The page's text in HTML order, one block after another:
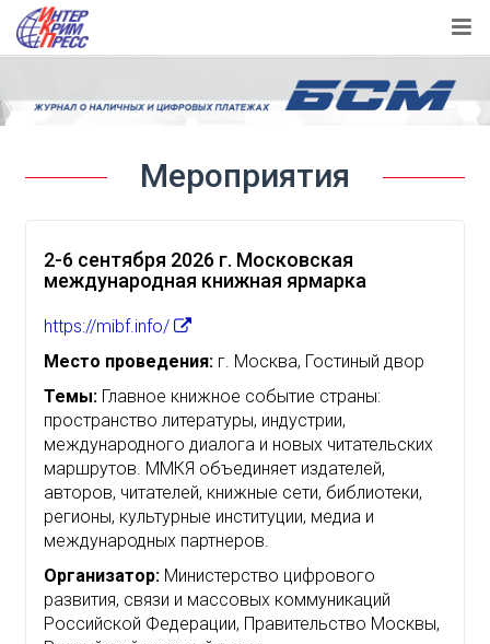
Мероприятия
2-6 сентября 2026 г. Московская
международная книжная ярмарка
https://mibf.info/
Место проведения: г. Москва, Гостиный двор
Темы: Главное книжное событие страны:
пространство литературы, индустрии,
международного диалога и новых читательских
маршрутов. ММКЯ объединяет издателей,
авторов, читателей, книжные сети, библиотеки,
регионы, культурные институции, медиа и
международных партнеров.
Организатор: Министерство цифрового
развития, связи и массовых коммуникаций
Российской Федерации, Правительство Москвы,